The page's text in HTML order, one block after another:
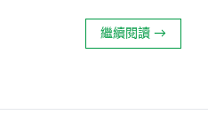
繼續閱讀 →